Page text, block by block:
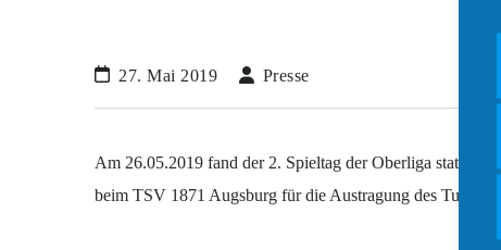
27. Mai 2019 Presse
Am 26.05.2019 fand der 2. Spieltag der Oberliga statt.
beim TSV 1871 Augsburg für die Austragung des